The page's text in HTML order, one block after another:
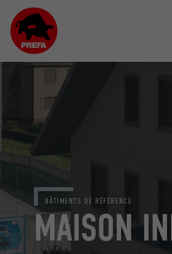
MAISON
BÂTIMENTS DE RÉFÉRENCE